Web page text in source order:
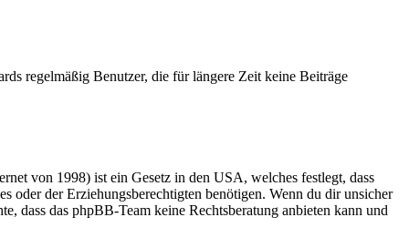
regelmäßig Benutzer, die für längere Zeit keine Beiträge
von 1998) ist ein Gesetz in den USA, welches festlegt, dass
oder der Erziehungsberechtigten benötigen. Wenn du dir unsicher
dass das phpBB-Team keine Rechtsberatung anbieten kann und